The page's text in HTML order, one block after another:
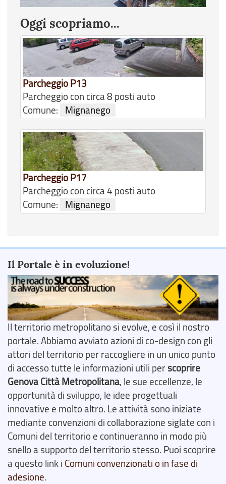
Oggi scopriamo...
Parcheggio P13
Parcheggio con circa 8 posti auto
Comune:
Mignanego
Parcheggio P17
Parcheggio con circa 4 posti auto
Comune:
Mignanego
Il Portale è in evoluzione!
Il territorio metropolitano si evolve, e così il nostro
portale. Abbiamo avviato azioni di co-design con gli
attori del territorio per raccogliere in un unico punto
di accesso tutte le informazioni utili perscoprire
Genova Città Metropolitana, le sue eccellenze, le
opportunità di sviluppo, le idee progettuali
innovative e molto altro. Le attività sono iniziate
mediante convenzioni di collaborazione siglate con i
Comuni del territorio e continueranno in modo più
snello a supporto del territorio stesso. Puoi scoprire
a questo link i Comuni convenzionati o in fase di
adesione.